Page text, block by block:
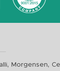
, Morgensen,